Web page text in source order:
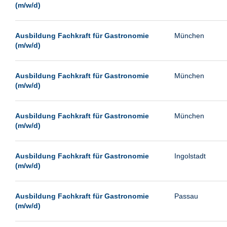
Passau
Potsdam
Siegen
Ulm
Weimar
Wuppertal
(m/w/d)
Ausbildung Fachkraft für Gastronomie
(m/w/d)
München
Ausbildung Fachkraft für Gastronomie
(m/w/d)
München
Ausbildung Fachkraft für Gastronomie
(m/w/d)
München
Ausbildung Fachkraft für Gastronomie
(m/w/d)
Ingolstadt
Ausbildung Fachkraft für Gastronomie
(m/w/d)
Passau